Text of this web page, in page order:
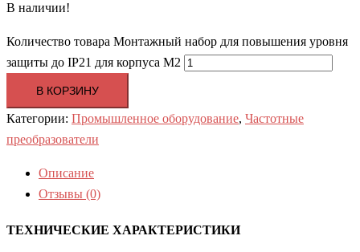
В наличии!
Количество товара Монтажный набор для повышения уровня
защиты до IP21 для корпуса M2
В КОРЗИНУ
Категории: Промышленное оборудование, Частотные
преобразователи
Описание
Отзывы (0)
ТЕХНИЧЕСКИЕ ХАРАКТЕРИСТИКИ